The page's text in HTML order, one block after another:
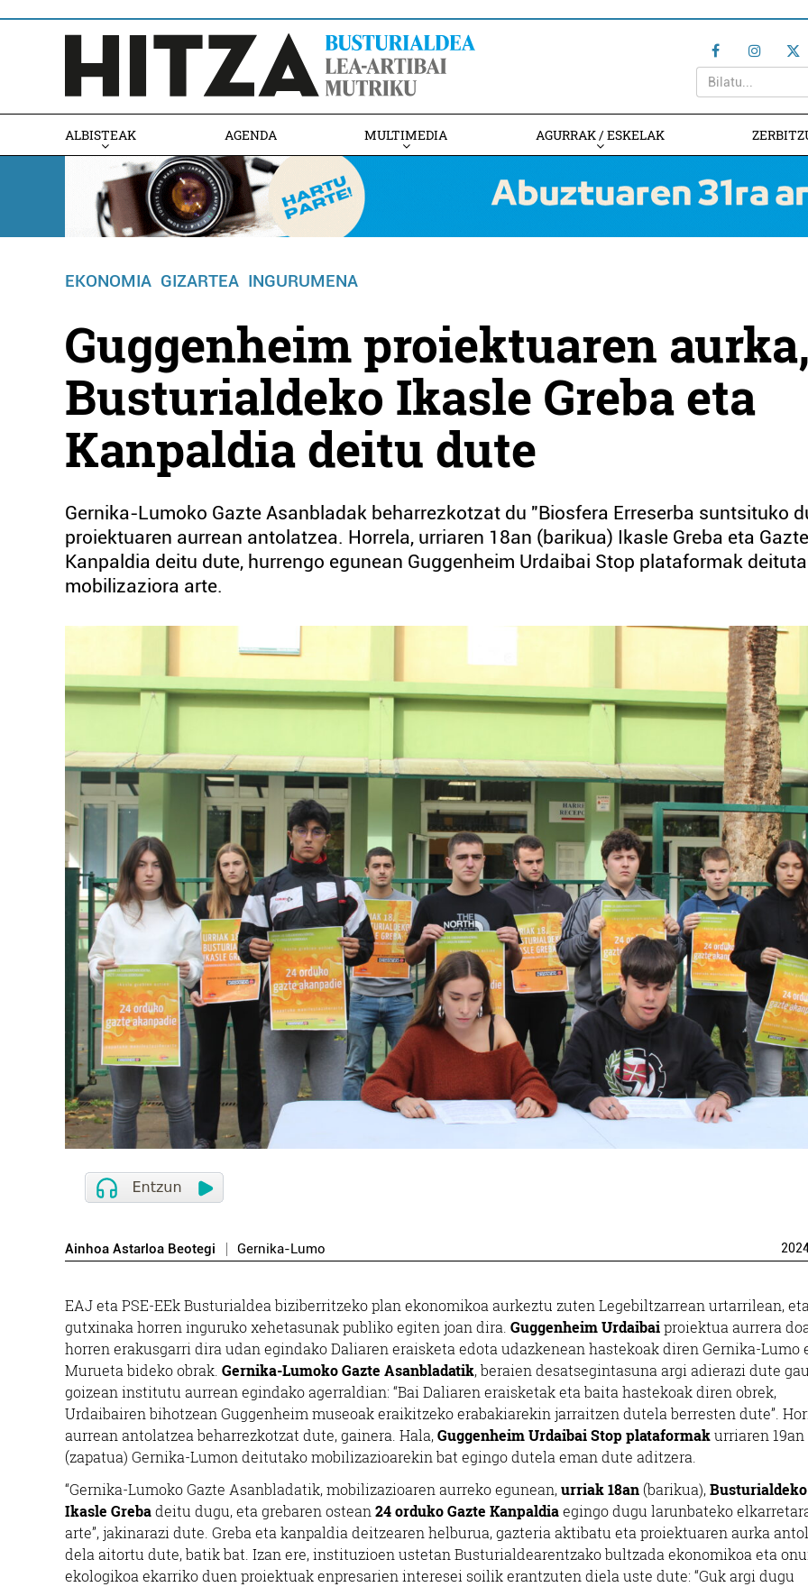
ALBISTEAK AGENDA MULTIMEDIA AGURRAK / ESKELAK
EKONOMIA GIZARTEA INGURUMENA
Guggenheim proiektuaren aurka,
Busturialdeko Ikasle Greba eta
Kanpaldia deitu dute
Gernika-Lumoko Gazte Asanbladak beharrezkotzat du "Biosfera Erreserba suntsituko
proiektuaren aurrean antolatzea. Horrela, urriaren 18an (barikua) Ikasle Greba eta Gazte
Kanpaldia deitu dute, hurrengo egunean Guggenheim Urdaibai Stop plataformak
mobilizaziora arte.
Ainhoa Astarloa Beotegi Gernika-Lumo
EAJ eta PSE-EEk Busturialdea biziberritzeko plan ekonomikoa aurkeztu zuten Legebiltzarrean urtarrilean, eta
gutxinaka horren inguruko xehetasunak publiko egiten joan dira. Guggenheim Urdaibaiproiektua aurrera
horren erakusgarri dira udan egindako Daliaren eraisketa edota udazkenean hastekoak diren Gernika-Lumo
Murueta bideko obrak. Gernika-Lumoko Gazte Asanbladatik, beraien desatsegintasuna argi adierazi dute
goizean institutu aurrean egindako agerraldian: “Bai Daliaren eraisketak eta baita hastekoak diren obrek,
Urdaibairen bihotzean Guggenheim museoak eraikitzeko erabakiarekin jarraitzen dutela berresten dute”.
aurrean antolatzea beharrezkotzat dute, gainera. Hala,Guggenheim Urdaibai Stop plataformakurriaren 19an
(zapatua) Gernika-Lumon deitutako mobilizazioarekin bat egingo dutela eman dute aditzera.
“Gernika-Lumoko Gazte Asanbladatik, mobilizazioaren aurreko egunean,urriak 18an(barikua),Busturialdeko
Ikasle Grebadeitu dugu, eta grebaren ostean 24 orduko Gazte Kanpaldiaegingo dugu larunbateko
arte”, jakinarazi dute. Greba eta kanpaldia deitzearen helburua, gazteria aktibatu eta proiektuaren aurka
dela aitortu dute, batik bat. Izan ere, instituzioen ustetan Busturialdearentzako bultzada ekonomikoa eta
ekologikoa ekarriko duen proiektuak enpresarien interesei soilik erantzuten diela uste dute: “Guk argi dugu